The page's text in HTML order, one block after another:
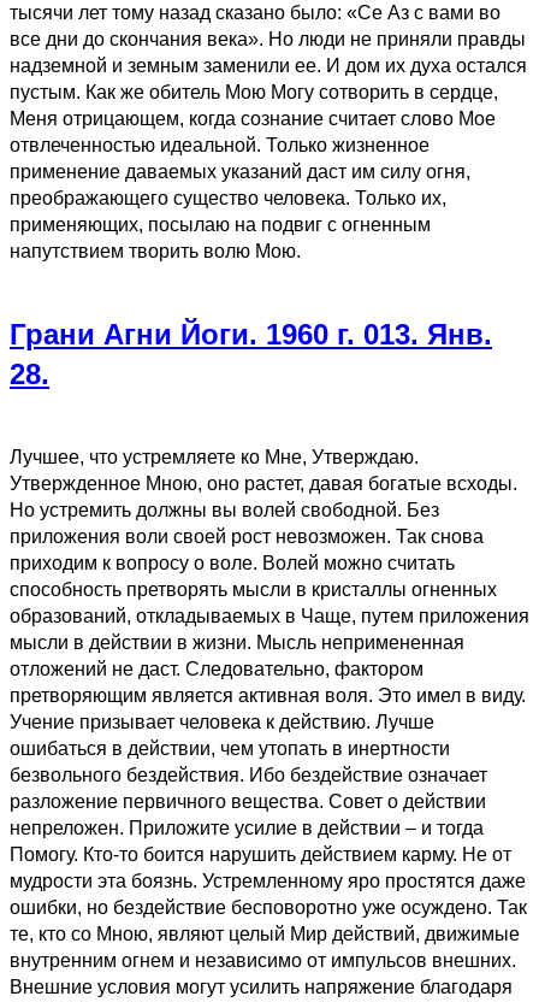
тысячи лет тому назад сказано было: «Се Аз с вами во
все дни до скончания века». Но люди не приняли правды
надземной и земным заменили ее. И дом их духа остался
пустым. Как же обитель Мою Могу сотворить в сердце,
Меня отрицающем, когда сознание считает слово Мое
отвлеченностью идеальной. Только жизненное
применение даваемых указаний даст им силу огня,
преображающего существо человека. Только их,
применяющих, посылаю на подвиг с огненным
напутствием творить волю Мою.
Грани Агни Йоги. 1960 г. 013. Янв.
28.
Лучшее, что устремляете ко Мне, Утверждаю.
Утвержденное Мною, оно растет, давая богатые всходы.
Но устремить должны вы волей свободной. Без
приложения воли своей рост невозможен. Так снова
приходим к вопросу о воле. Волей можно считать
способность претворять мысли в кристаллы огненных
образований, откладываемых в Чаще, путем приложения
мысли в действии в жизни. Мысль непримененная
отложений не даст. Следовательно, фактором
претворяющим является активная воля. Это имел в виду.
Учение призывает человека к действию. Лучше
ошибаться в действии, чем утопать в инертности
безвольного бездействия. Ибо бездействие означает
разложение первичного вещества. Совет о действии
непреложен. Приложите усилие в действии – и тогда
Помогу. Кто-то боится нарушить действием карму. Не от
мудрости эта боязнь. Устремленному яро простятся даже
ошибки, но бездействие бесповоротно уже осуждено. Так
те, кто со Мною, являют целый Мир действий, движимые
внутренним огнем и независимо от импульсов внешних.
Внешние условия могут усилить напряжение благодаря